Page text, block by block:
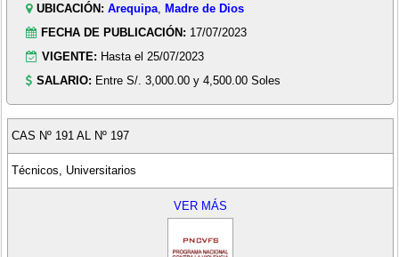
UBICACIÓN: Arequipa ,Madre de Dios
FECHA DE PUBLICACIÓN: 17/07/2023
VIGENTE: Hasta el 25/07/2023
SALARIO: Entre S/. 3,000.00 y 4,500.00 Soles
CAS Nº 191 AL Nº 197
Técnicos, Universitarios
VER MÁS